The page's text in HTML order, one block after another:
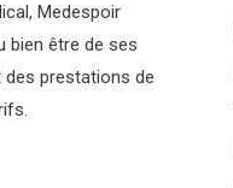
Medespoir
bien être de ses
prestations de